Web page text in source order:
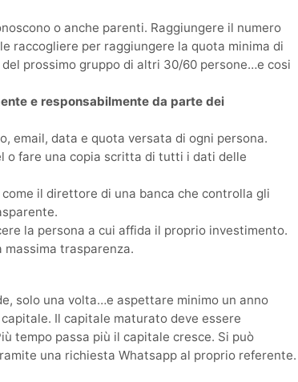
o anche parenti. Raggiungere il numero
raccogliere per raggiungere la quota minima di
prossimo gruppo di altri 30/60 persone…e cosi
e responsabilmente da parte dei
email, data e quota versata di ogni persona.
o fare una copia scritta di tutti i dati delle
il direttore di una banca che controlla gli
la persona a cui affida il proprio investimento.
massima trasparenza.
solo una volta…e aspettare minimo un anno
Il capitale maturato deve essere
tempo passa più il capitale cresce. Si può
una richiesta Whatsapp al proprio referente.